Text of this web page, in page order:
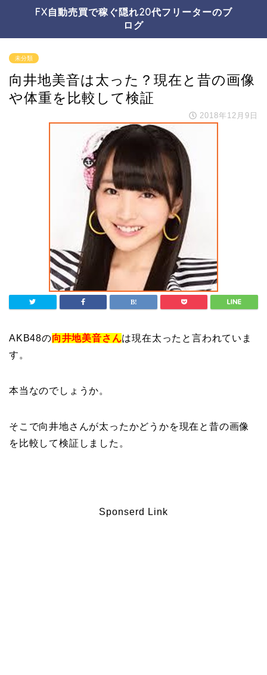
FX自動売買で稼ぐ隠れ20代フリーターのブ
ログ
未分類
向井地美音は太った？現在と昔の画像
や体重を比較して検証
2018年12月9日
AKB48の向井地美音さんは現在太ったと言われていま
す。
本当なのでしょうか。
そこで向井地さんが太ったかどうかを現在と昔の画像
を比較して検証しました。
Sponserd Link